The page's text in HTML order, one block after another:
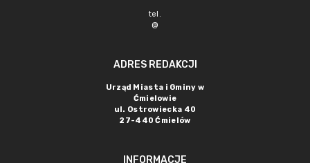
tel.
@
ADRES REDAKCJI
Urząd Miasta i Gminy w
Ćmielowie
ul. Ostrowiecka 40
27-440 Ćmielów
INFORMACJE